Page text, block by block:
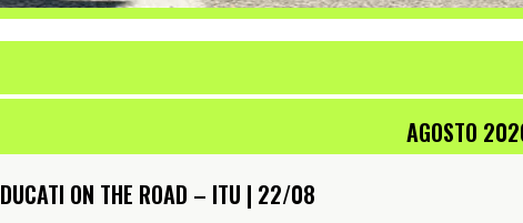
AGOSTO
DUCATI ON THE ROAD – ITU | 22/08